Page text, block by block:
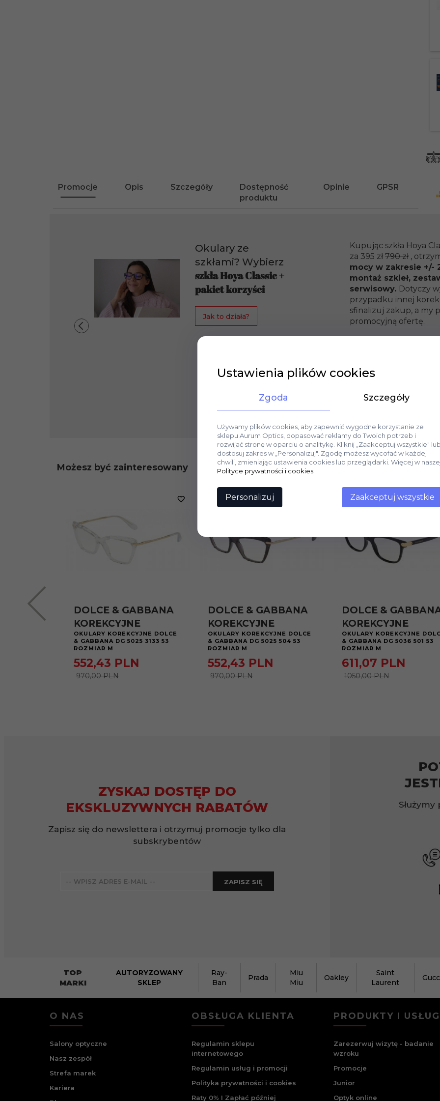
Promocje Opis Szczegóły
Dostępność
produktu
Opinie GPSR
Okulary ze
szkłami? Wybierz
szkła Hoya Classic +
pakiet korzyści
Jak to działa?
Kupując szkła Hoya
za 395 zł790 zł ,
mocy w zakresie +/-
montaż szkieł,
serwisowy. Dotyczy
przypadku innej
sfinalizuj zakup, a my
promocyjną ofertę.
Możesz być zainteresowany
DOLCE & GABBANA
KOREKCYJNE
OKULARY KOREKCYJNE DOLCE
& GABBANA DG 5025 3133 53
ROZMIAR M
552,43 PLN
970,00 PLN
DOLCE & GABBANA
KOREKCYJNE
OKULARY KOREKCYJNE DOLCE
& GABBANA DG 5025 504 53
ROZMIAR M
552,43 PLN
970,00 PLN
DOLCE &
KOREKCYJNE
OKULARY KOREKCYJNE
& GABBANA DG 5036 501 53
ROZMIAR M
611,07 PLN
1050,00 PLN
ZYSKAJ DOSTĘP DO
EKSKLUZYWNYCH RABATÓW
Zapisz się do newslettera i otrzymuj promocje tylko dla
subskrybentów
ZAPISZ SIĘ
TOP
MARKI
AUTORYZOWANY
SKLEP
Ray-
Ban
Prada
Miu
Miu
Oakley
Saint
Laurent
O NAS
Salony optyczne
Nasz zespół
Strefa marek
Kariera
OBSŁUGA KLIENTA
Regulamin sklepu
internetowego
Regulamin usług i promocji
Polityka prywatności i cookies
Raty 0% I Zapłać później
PRODUKTY I
Zarezerwuj wizytę - badanie
wzroku
Promocje
Junior
Optyk online
Ustawienia plików cookies
Zgoda Szczegóły
Używamy plików cookies, aby zapewnić wygodne korzystanie ze
sklepu Aurum Optics, dopasować reklamy do Twoich potrzeb i
rozwijać stronę w oparciu o analitykę. Kliknij „Zaakceptuj wszystkie" lub
dostosuj zakres w „Personalizuj". Zgodę możesz wycofać w każdej
chwili, zmieniając ustawienia cookies lub przeglądarki. Więcej w
Polityce prywatności i cookies
Personalizuj Zaakceptuj wszystkie